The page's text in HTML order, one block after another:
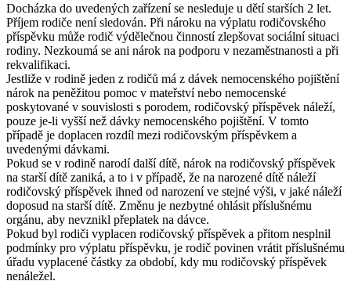
Docházka do uvedených zařízení se nesleduje u dětí starších 2 let.
Příjem rodiče není sledován. Při nároku na výplatu rodičovského
příspěvku může rodič výdělečnou činností zlepšovat sociální situaci
rodiny. Nezkoumá se ani nárok na podporu v nezaměstnanosti a při
rekvalifikaci.
Jestliže v rodině jeden z rodičů má z dávek nemocenského pojištění
nárok na peněžitou pomoc v mateřství nebo nemocenské
poskytované v souvislosti s porodem, rodičovský příspěvek náleží,
pouze je-li vyšší než dávky nemocenského pojištění. V tomto
případě je doplacen rozdíl mezi rodičovským příspěvkem a
uvedenými dávkami.
Pokud se v rodině narodí další dítě, nárok na rodičovský příspěvek
na starší dítě zaniká, a to i v případě, že na narozené dítě náleží
rodičovský příspěvek ihned od narození ve stejné výši, v jaké náleží
doposud na starší dítě. Změnu je nezbytné ohlásit příslušnému
orgánu, aby nevznikl přeplatek na dávce.
Pokud byl rodiči vyplacen rodičovský příspěvek a přitom nesplnil
podmínky pro výplatu příspěvku, je rodič povinen vrátit příslušnému
úřadu vyplacené částky za období, kdy mu rodičovský příspěvek
nenáležel.